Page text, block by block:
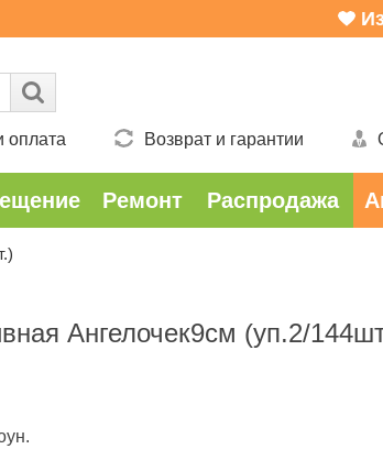
оплата Возврат и гарантии
Ремонт Распродажа
Ангелочек9см (уп.2/